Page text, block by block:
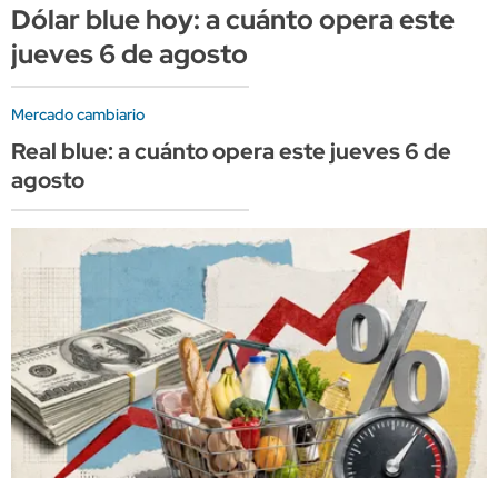
Dólar blue hoy: a cuánto opera este
jueves 6 de agosto
Mercado cambiario
Real blue: a cuánto opera este jueves 6 de
agosto